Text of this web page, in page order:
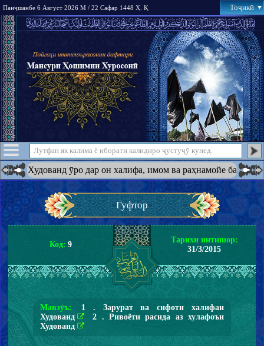
Панҷшанбе 6 Август 2026 М / 22 Сафар 1448 Ҳ. Қ Тоҷикӣ
ӯро дар он халифа, имом ва раҳнамойе ба амри худ
Гуфтор
Код: 9
Тарихи интишор:
31/3/2015
Мавзӯъ:
1 . Зарурат ва сифоти халифаи
Худованд
2 . Ривоёти расида аз хулафоъи
Худованд